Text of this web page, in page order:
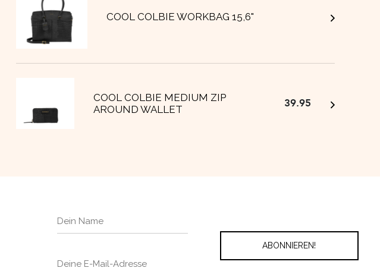
COOL COLBIE WORKBAG 15,6"
COOL COLBIE MEDIUM ZIP
AROUND WALLET
39.95